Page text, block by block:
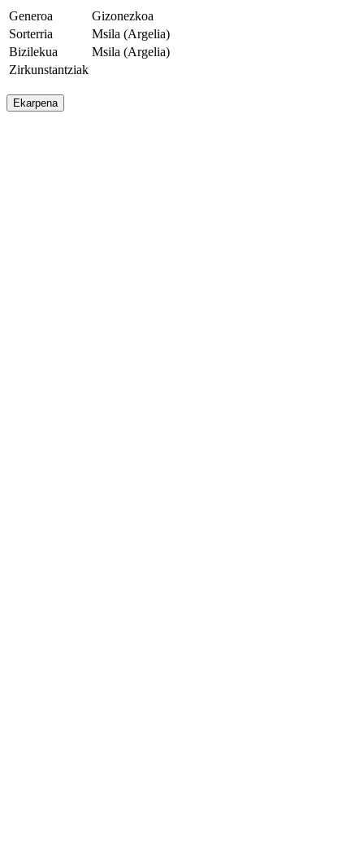
Generoa
Gizonezkoa
Sorterria
Msila (Argelia)
Bizilekua
Msila (Argelia)
Zirkunstantziak